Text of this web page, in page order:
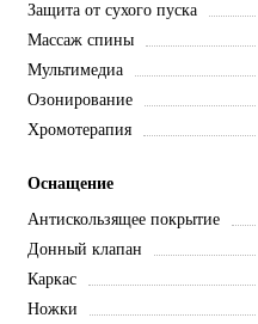
Защита от сухого пуска
Массаж спины
Мультимедиа
Озонирование
Хромотерапия
Оснащение
Антискользящее покрытие
Донный клапан
Каркас
Ножки